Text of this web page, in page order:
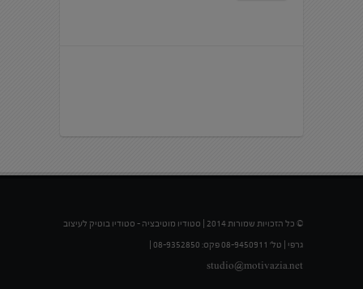
© כל הזכויות שמורות 2014 | סטודיו מוטיבציה – סטודיו בוטיק לעיצוב
studio@motivazia.net